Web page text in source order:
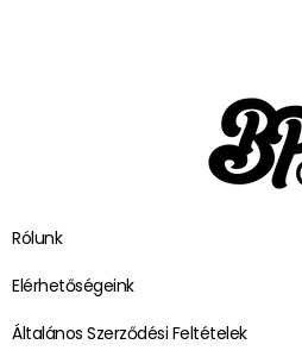
Rólunk
Elérhetőségeink
Általános Szerződési Feltételek